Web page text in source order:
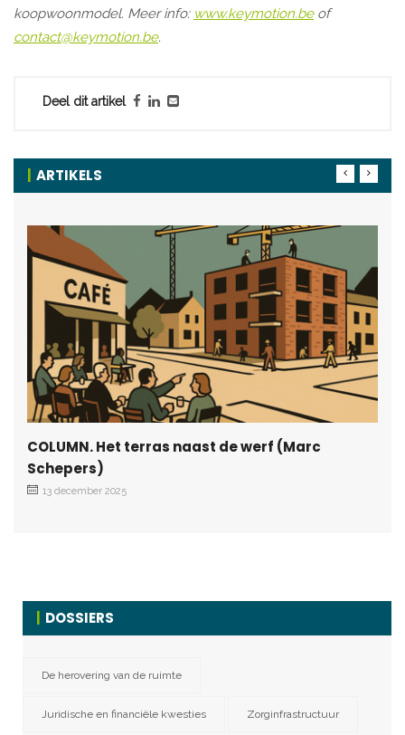
koopwoonmodel. Meer info: www.keymotion.beof
contact@keymotion.be.
Deel dit artikel
ARTIKELS
COLUMN. Het terras naast de werf (Marc
Schepers)
13 december 2025
DOSSIERS
De herovering van de ruimte
Juridische en financiële kwesties Zorginfrastructuur